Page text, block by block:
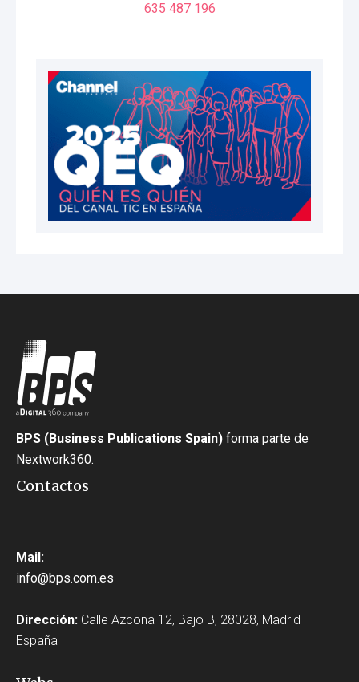
635 487 196
BPS (Business Publications Spain) forma parte de
Nextwork360.
Contactos
Mail:
info@bps.com.es
Dirección: Calle Azcona 12, Bajo B, 28028, Madrid
España